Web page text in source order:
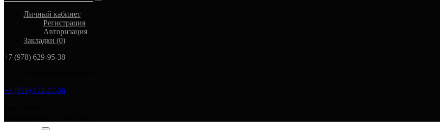
Личный кабинет
Регистрация
Авторизация
Закладки (0)
+7 (978) 629-95-38
+7 (978) 172-17-56